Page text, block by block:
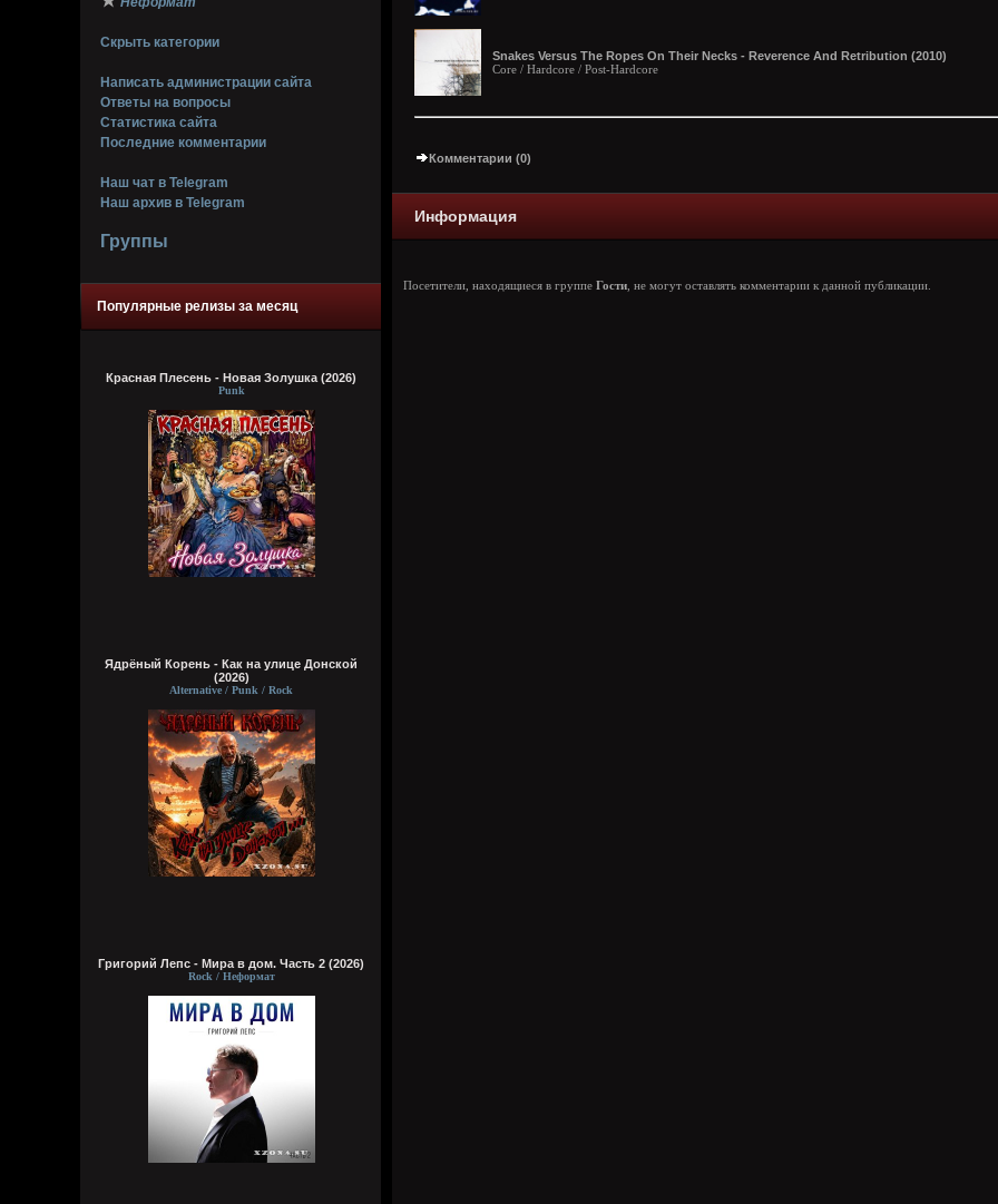
Скрыть категории
Написать администрации сайта
Ответы на вопросы
Статистика сайта
Последние комментарии
Наш чат в Telegram
Наш архив в Telegram
Группы
Популярные релизы за месяц
Красная Плесень - Новая Золушка (2026)
Punk
Ядрёный Корень - Как на улице Донской
(2026)
Alternative / Punk / Rock
Григорий Лепс - Мира в дом. Часть 2 (2026)
Rock / Неформат
Snakes Versus The Ropes On Their Necks - Reverence And Retribution (2010)
Core / Hardcore / Post-Hardcore
Комментарии (0)
Информация
Посетители, находящиеся в группе Гости , не могут оставлять комментарии к данной публикации.